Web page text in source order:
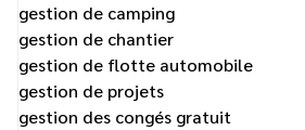
gestion de camping
gestion de chantier
gestion de flotte automobile
gestion de projets
gestion des congés gratuit